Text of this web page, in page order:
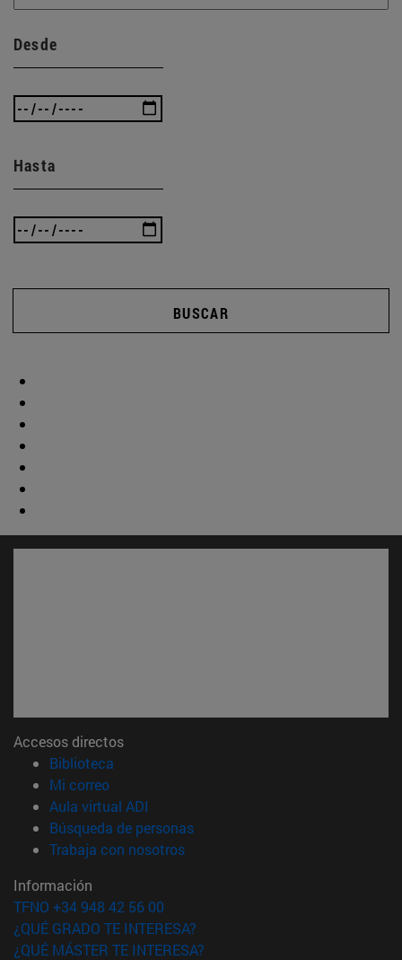
Desde
Hasta
BUSCAR
Accesos directos
Biblioteca
Mi correo(abre en nueva ventana)
Aula virtual ADI
Búsqueda de personas(abre en nueva ventana)
Trabaja con nosotros(abre en nueva ventana)
Información
TFNO +34 948 42 56 00
¿QUÉ GRADO TE INTERESA?
¿QUÉ MÁSTER TE INTERESA?